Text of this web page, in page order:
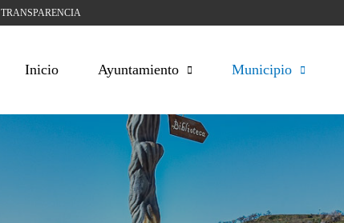
TRANSPARENCIA
Inicio Ayuntamiento Municipio